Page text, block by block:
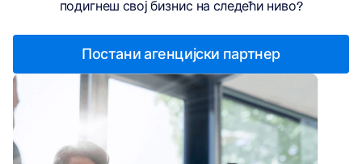
подигнеш свој бизнис на следећи ниво?
Постани агенцијски партнер